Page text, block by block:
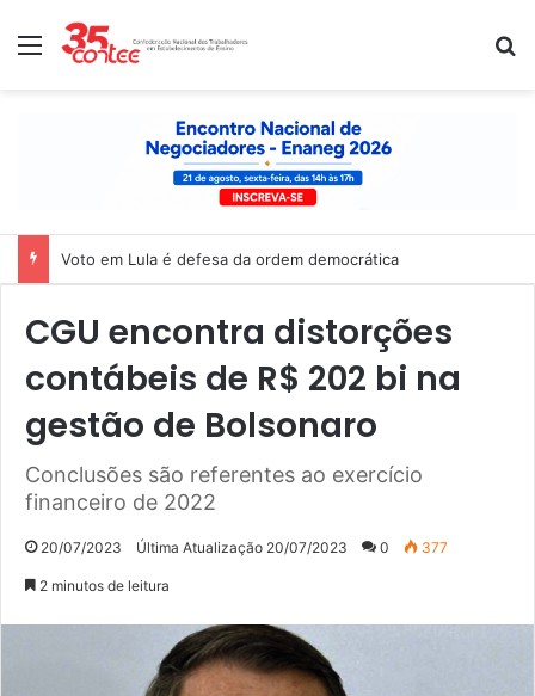
Menu
Voto em Lula é defesa da ordem democrática
CGU encontra distorções
contábeis de R$ 202 bi na
gestão de Bolsonaro
Conclusões são referentes ao exercício
financeiro de 2022
20/07/2023 Última Atualização 20/07/2023 0 377
2 minutos de leitura